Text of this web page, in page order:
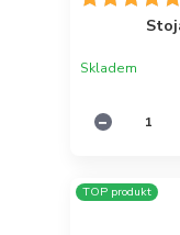
Skladem
TOP produkt